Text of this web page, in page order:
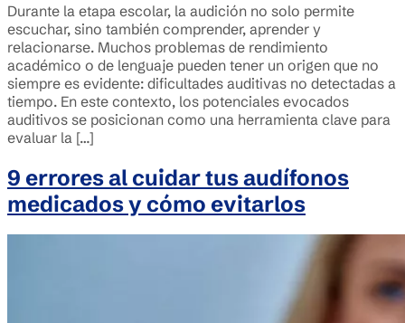
Durante la etapa escolar, la audición no solo permite
escuchar, sino también comprender, aprender y
relacionarse. Muchos problemas de rendimiento
académico o de lenguaje pueden tener un origen que no
siempre es evidente: dificultades auditivas no detectadas a
tiempo. En este contexto, los potenciales evocados
auditivos se posicionan como una herramienta clave para
evaluar la […]
9 errores al cuidar tus audífonos
medicados y cómo evitarlos